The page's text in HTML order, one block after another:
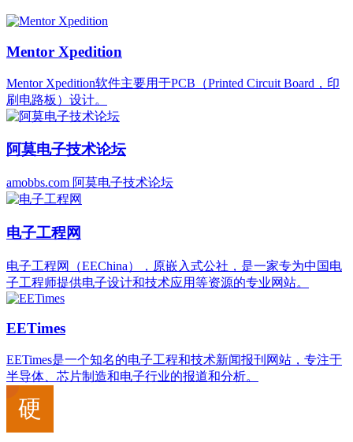
Mentor Xpedition
Mentor Xpedition软件主要用于PCB（Printed Circuit Board，印
刷电路板）设计。
阿莫电子技术论坛
amobbs.com 阿莫电子技术论坛
电子工程网
电子工程网（EEChina），原嵌入式公社，是一家专为中国电
子工程师提供电子设计和技术应用等资源的专业网站。
‌EETimes
‌EETimes‌是一个知名的电子工程和技术新闻报刊网站，专注于
半导体、芯片制造和电子行业的报道和分析。